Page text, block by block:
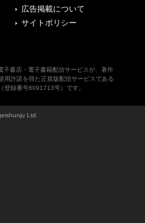
広告掲載について
サイトポリシー
子書店・電子書籍配信サービスが、著作
用許諾を得た正規版配信サービスである
登録番号6091713号）です。
Ltd.